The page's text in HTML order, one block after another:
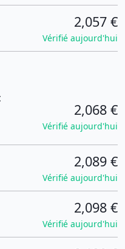
2,057 €
Vérifié aujourd'hui
2,068 €
Vérifié aujourd'hui
2,089 €
Vérifié aujourd'hui
2,098 €
Vérifié aujourd'hui